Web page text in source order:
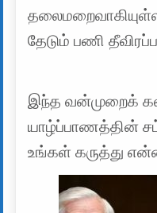
தேடும் பணி
இந்த வன்முறைக்
யாழ்ப்பாணத்தின்
உங்கள் கருத்து